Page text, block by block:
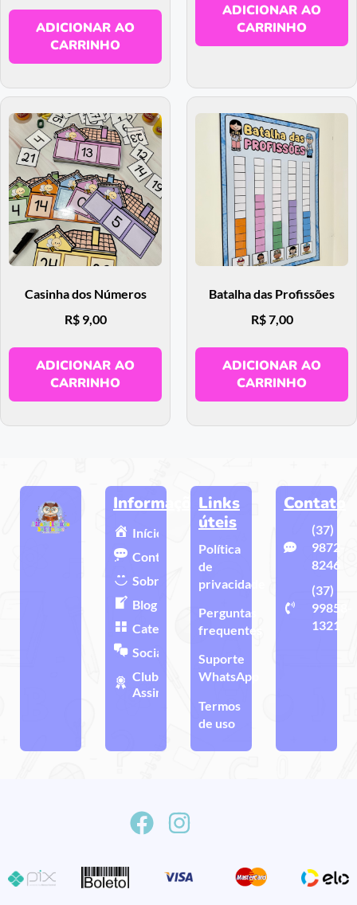
ADICIONAR AO
CARRINHO
ADICIONAR AO
CARRINHO
Casinha dos Números
R$9,00
ADICIONAR AO
CARRINHO
Batalha das Profissões
R$7,00
ADICIONAR AO
CARRINHO
Informações
Início
Contato
Sobre
Blog
Categorias
Sociais
Clube de
Assinatura
Links
úteis
Política
de
privacidade
Perguntas
frequentes
Suporte
WhatsApp
Termos
de uso
Contato
(37)
9872-
8246
(37)
99858-
1321